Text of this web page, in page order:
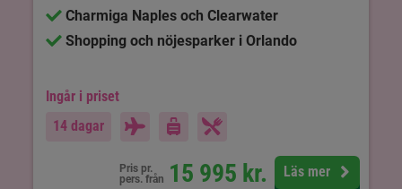
Charmiga Naples och Clearwater
Shopping och nöjesparker i Orlando
Ingår i priset
14 dagar
Pris pr.
pers. från 15 995 kr. Läs mer